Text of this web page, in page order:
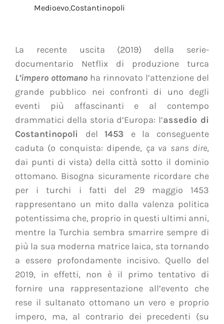
Medioevo,Costantinopoli
La recente uscita (2019) della serie-
documentario Netflix di produzione turca
L’impero ottomano ha rinnovato l’attenzione del
grande pubblico nei confronti di uno degli
eventi più affascinanti e al contempo
drammatici della storia d’Europa: l’assedio di
Costantinopoli del1453 e la conseguente
caduta (o conquista: dipende, ça va sans dire,
dai punti di vista) della città sotto il dominio
ottomano. Bisogna sicuramente ricordare che
per i turchi i fatti del 29 maggio 1453
rappresentano un mito dalla valenza politica
potentissima che, proprio in questi ultimi anni,
mentre la Turchia sembra smarrire sempre di
più la sua moderna matrice laica, sta tornando
a essere profondamente incisivo. Quello del
2019, in effetti, non è il primo tentativo di
fornire una rappresentazione all’evento che
rese il sultanato ottomano un vero e proprio
impero, ma, al contrario dei precedenti (su